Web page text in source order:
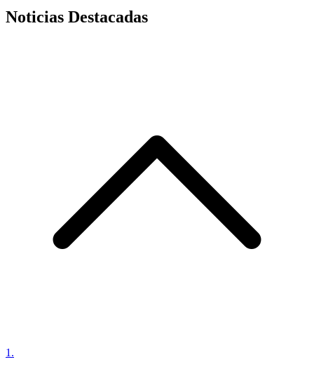
Noticias Destacadas
1 .